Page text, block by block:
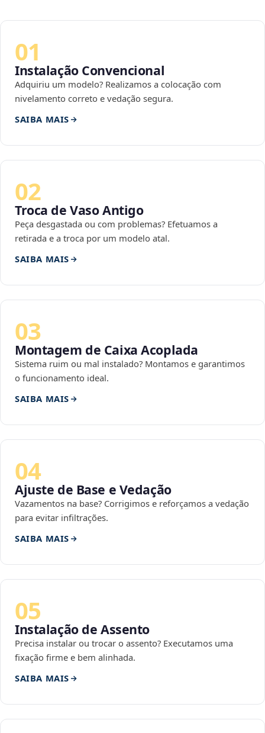
01
Instalação Convencional
Adquiriu um modelo? Realizamos a colocação com
nivelamento correto e vedação segura.
SAIBA MAIS
02
Troca de Vaso Antigo
Peça desgastada ou com problemas? Efetuamos a
retirada e a troca por um modelo atal.
SAIBA MAIS
03
Montagem de Caixa Acoplada
Sistema ruim ou mal instalado? Montamos e garantimos
o funcionamento ideal.
SAIBA MAIS
04
Ajuste de Base e Vedação
Vazamentos na base? Corrigimos e reforçamos a vedação
para evitar infiltrações.
SAIBA MAIS
05
Instalação de Assento
Precisa instalar ou trocar o assento? Executamos uma
fixação firme e bem alinhada.
SAIBA MAIS